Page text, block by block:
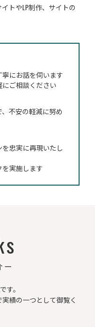
イトやLP制作、サイトの
にお話を伺います
ご相談ください
不安の軽減に努め
忠実に再現いたし
実施します
ー
す。
績の一つとして御覧く